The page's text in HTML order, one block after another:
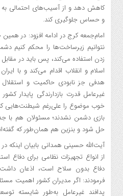
کاهش دهد و از آسیب‌های احتمالی به
و حساس جلوگیری کند.
امام‌جمعه کرج در ادامه افزود: در
نتوانیم زیرساخت‌ها را محکم کنیم
زدن استفاده می‌کند، پس باید در مقابل
اسلام و انقلاب اقدام می‌کند و با
هدفی جز نابودی حاکمیت و استقلال
غیرعامل قدرت بازدارندگی پایدار
خوب موضوع را علی‌رغم شیطنت‌هایی که
بازی دشمن نشدند؛ مسئولان هم
حل شود و بنزین هم همان‌طور که
آیت‌الله حسینی همدانی بابیان اینکه
از انواع تجهیزات نظامی برای دفاع
دفاع بدون سلاح است، اذعان
فرمودند: اگر مدیران کشور اهمیت
پدافند غیرعامل به‌طور شایسته